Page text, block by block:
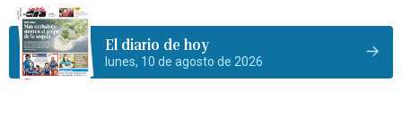
El diario de hoy
lunes, 10 de agosto de 2026